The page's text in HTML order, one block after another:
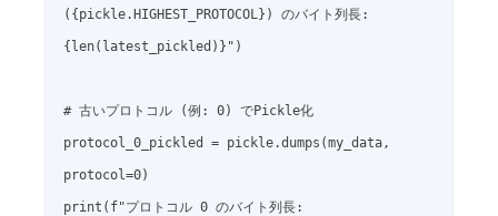
({pickle.HIGHEST_PROTOCOL}) のバイト列長:
{len(latest_pickled)}")
# 古いプロトコル (例: 0) でPickle化
protocol_0_pickled = pickle.dumps(my_data,
protocol=0)
print(f"プロトコル 0 のバイト列長: